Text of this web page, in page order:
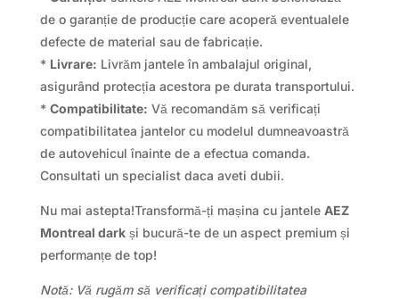
de o garanție de producție care acoperă eventualele
defecte de material sau de fabricație.
* Livrare: Livrăm jantele în ambalajul original,
asigurând protecția acestora pe durata transportului.
* Compatibilitate: Vă recomandăm să verificați
compatibilitatea jantelor cu modelul dumneavoastră
de autovehicul înainte de a efectua comanda.
Consultati un specialist daca aveti dubii.
Nu mai astepta!Transformă-ți mașina cu jantele AEZ
Montreal darkși bucură-te de un aspect premium și
performanțe de top!
Notă: Vă rugăm să verificați compatibilitatea